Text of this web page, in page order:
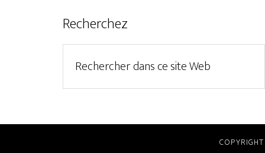
Recherchez